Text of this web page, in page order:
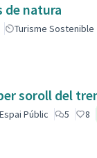
de natura
Turisme Sostenible
soroll del
Espai Públic 5 8